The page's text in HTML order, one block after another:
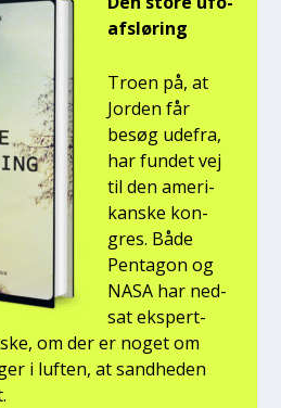
afslø­ring
Tro­en på, at
Jor­den får
besøg ude­fra,
har fun­det vej
til den ame­ri­
kan­ske kon­
gres. Både
Pen­ta­gon og
NASA har ned­
sat eks­pert­
om der er noget om
i luf­ten, at sand­he­den